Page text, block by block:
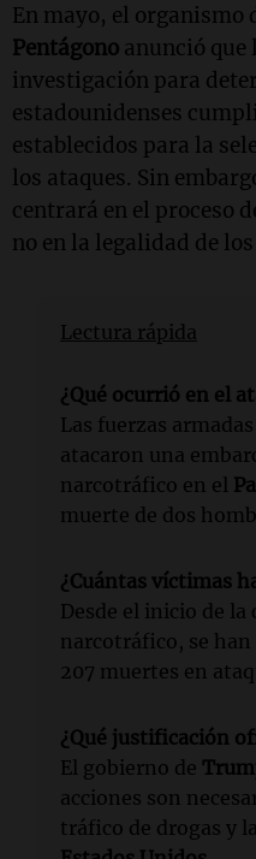
En mayo, el organismo
Pentágono anunció que
investigación para
estadounidenses
establecidos para la
los ataques. Sin
centrará en el proceso
no en la legalidad de
Lectura rápida
¿Qué ocurrió en el
Las fuerzas
atacaron una
narcotráfico en el
muerte de dos
¿Cuántas víctimas
Desde el inicio de la
narcotráfico, se
207 muertes en
¿Qué justificación
El gobierno de
acciones son
tráfico de drogas y